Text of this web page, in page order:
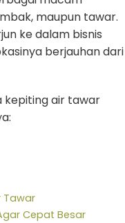
maupun tawar.
ke dalam bisnis
berjauhan dari
kepiting air tawar
Tawar
Cepat Besar